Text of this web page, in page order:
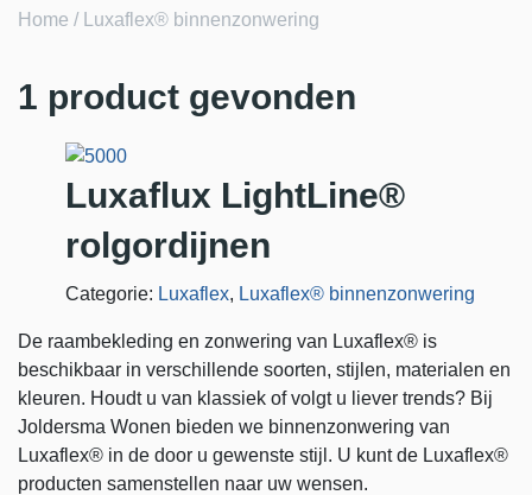
Home / Luxaflex® binnenzonwering
1 product gevonden
Luxaflux LightLine®
rolgordijnen
Categorie: Luxaflex, Luxaflex® binnenzonwering
De raambekleding en zonwering van Luxaflex® is
beschikbaar in verschillende soorten, stijlen, materialen en
kleuren. Houdt u van klassiek of volgt u liever trends? Bij
Joldersma Wonen bieden we binnenzonwering van
Luxaflex® in de door u gewenste stijl. U kunt de Luxaflex®
producten samenstellen naar uw wensen.